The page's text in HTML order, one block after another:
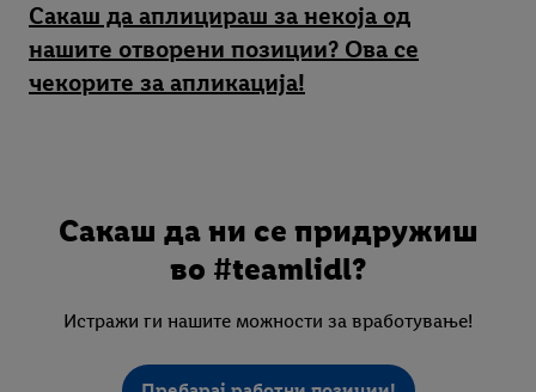
Сакаш да аплицираш за некоја од
нашите отворени позиции? Ова се
чекорите за апликација!
Сакаш да ни се придружиш
во #teamlidl?
Истражи ги нашите можности за вработување!